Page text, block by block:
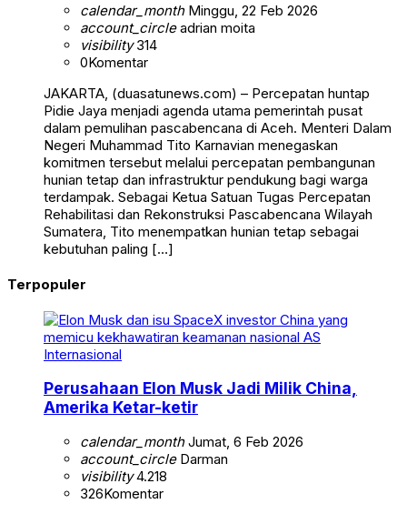
calendar_monthMinggu, 22 Feb 2026
account_circleadrian moita
visibility314
0Komentar
JAKARTA, (duasatunews.com) – Percepatan huntap
Pidie Jaya menjadi agenda utama pemerintah pusat
dalam pemulihan pascabencana di Aceh. Menteri Dalam
Negeri Muhammad Tito Karnavian menegaskan
komitmen tersebut melalui percepatan pembangunan
hunian tetap dan infrastruktur pendukung bagi warga
terdampak. Sebagai Ketua Satuan Tugas Percepatan
Rehabilitasi dan Rekonstruksi Pascabencana Wilayah
Sumatera, Tito menempatkan hunian tetap sebagai
kebutuhan paling […]
Terpopuler
Internasional
Perusahaan Elon Musk Jadi Milik China,
Amerika Ketar-ketir
calendar_monthJumat, 6 Feb 2026
account_circleDarman
visibility4.218
326Komentar